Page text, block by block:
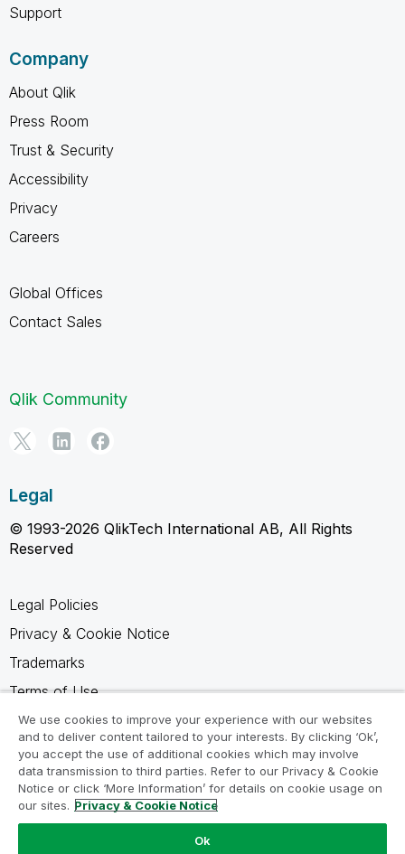
Support
Company
About Qlik
Press Room
Trust & Security
Accessibility
Privacy
Careers
Global Offices
Contact Sales
Qlik Community
Legal
© 1993-2026 QlikTech International AB, All Rights
Reserved
Legal Policies
Privacy & Cookie Notice
Trademarks
Terms of Use
Legal Agreements
Product Terms
Do not share my info
We use cookies to improve your experience with our websites
and to deliver content tailored to your interests. By clicking ‘Ok’,
you accept the use of additional cookies which may involve
data transmission to third parties. Refer to our Privacy & Cookie
Notice or click ‘More Information’ for details on cookie usage on
our sites. Privacy & Cookie Notice
Ok